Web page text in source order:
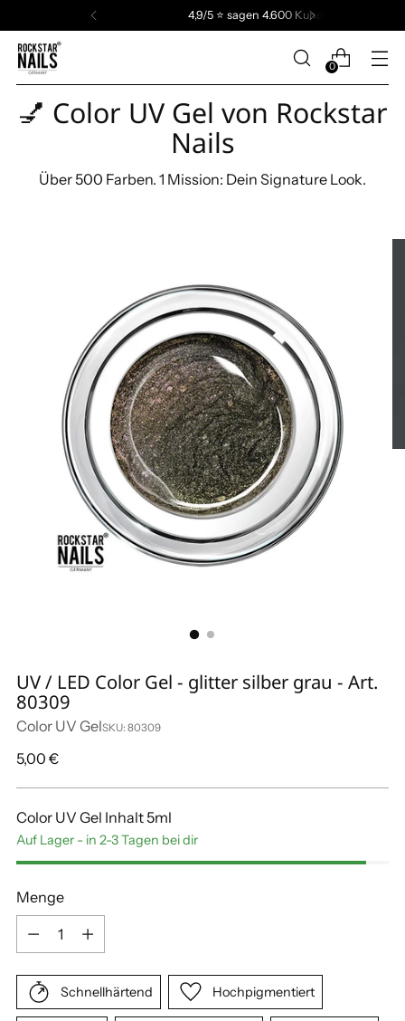
4,9/5 ⭐️ sagen 4.600 Kunden
0
💅 Color UV Gel von Rockstar
Nails
Über 500 Farben. 1 Mission: Dein Signature Look.
UV / LED Color Gel - glitter silber grau - Art.
80309
Color UV GelSKU: 80309
Regulärer
5,00 €
Color UV Gel Inhalt 5ml
Auf Lager - in 2-3 Tagen bei dir
Menge
Menge
Schnellhärtend Hochpigmentiert